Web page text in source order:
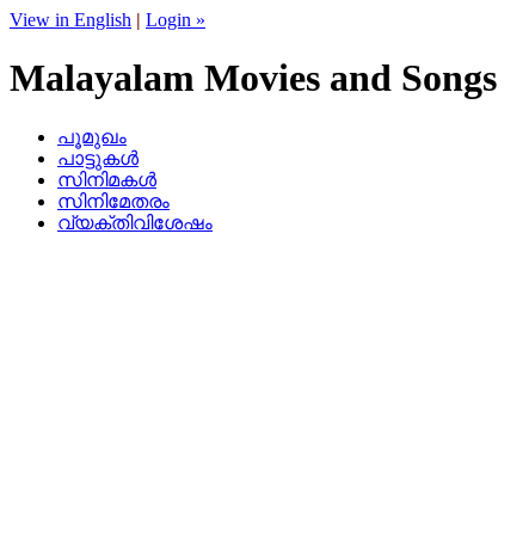
View in English | Login »
Malayalam Movies and Songs
പൂമുഖം
പാട്ടുകള്‍
സിനിമകള്‍
സിനിമേതരം
വ്യക്തിവിശേഷം